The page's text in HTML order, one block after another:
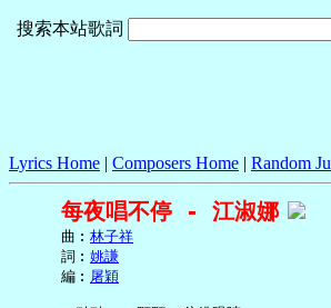
搜索本站歌詞
Lyrics Home | Composers Home | Random
每夜唱不停 - 江淑娜
     曲︰
林子祥
     詞︰
姚謙
     編︰
屠穎